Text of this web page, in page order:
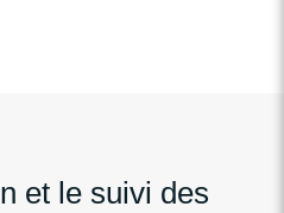
et le suivi des